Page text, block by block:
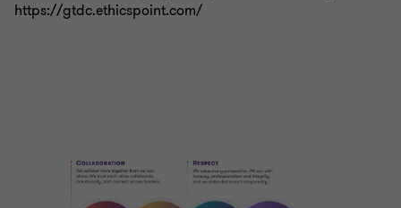
https://gtdc.ethicspoint.com/